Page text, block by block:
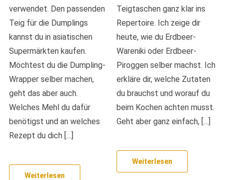
verwendet. Den passenden
Teig für die Dumplings
kannst du in asiatischen
Supermärkten kaufen.
Möchtest du die Dumpling-
Wrapper selber machen,
geht das aber auch.
Welches Mehl du dafür
benötigst und an welches
Rezept du dich […]
Weiterlesen
Teigtaschen ganz klar ins
Repertoire. Ich zeige dir
heute, wie du Erdbeer-
Wareniki oder Erdbeer-
Piroggen selber machst. Ich
erkläre dir, welche Zutaten
du brauchst und worauf du
beim Kochen achten musst.
Geht aber ganz einfach, […]
Weiterlesen